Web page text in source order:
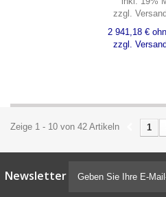
zzgl.
2 941,18 €
zzgl.
Zeige 1 - 10 von 42 Artikeln 1
Newsletter